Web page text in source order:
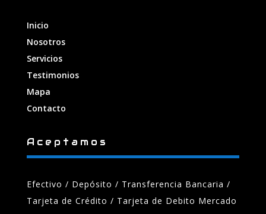
Inicio
Nosotros
Servicios
Testimonios
Mapa
Contacto
Aceptamos
Efectivo / Depósito / Transferencia Bancaria /
Tarjeta de Crédito / Tarjeta de Debito Mercado